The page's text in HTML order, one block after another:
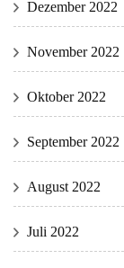
Dezember 2022
November 2022
Oktober 2022
September 2022
August 2022
Juli 2022